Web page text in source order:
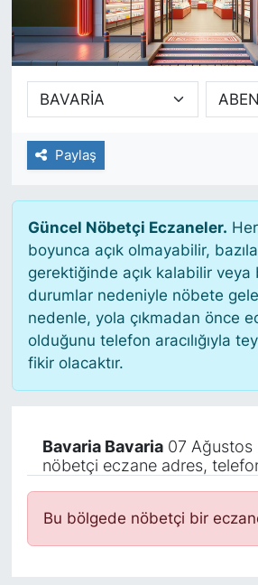
Paylaş
Güncel Nöbetçi Eczaneler.
boyunca açık olmayabilir,
gerektiğinde açık kalabilir
durumlar nedeniyle nöbete
nedenle, yola çıkmadan önce
olduğunu telefon aracılığıyla
fikir olacaktır.
Bavaria Bavaria07 Ağustos
nöbetçi eczane adres,
Bu bölgede nöbetçi bir
SİYASET
SAĞLIK